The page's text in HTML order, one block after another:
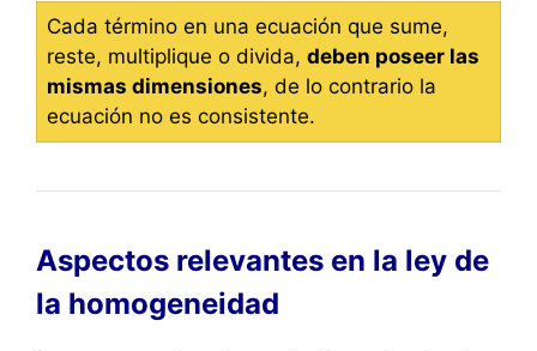
Cada término en una ecuación que sume,
reste, multiplique o divida, deben poseer las
mismas dimensiones, de lo contrario la
ecuación no es consistente.
Aspectos relevantes en la ley de
la homogeneidad